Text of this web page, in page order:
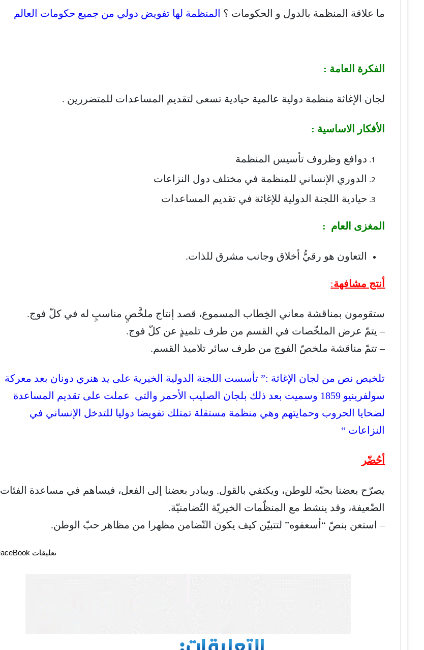
ما علاقة المنظمة بالدول و الحكومات ؟ المنظمة لها تفويض دولي من جميع حكومات العالم
الفكرة العامة :
لجان الإغاثة منظمة دولية عالمية حيادية تسعى لتقديم المساعدات للمتضررين .
الأفكار الاساسية :
دوافع وظروف تأسيس المنظمة
الدوري الإنساني للمنظمة في مختلف دول النزاعات
حيادية اللجنة الدولية للإغاثة في تقديم المساعدات
المغزى العام :
التعاون هو رقيُّ أخلاق وجانب مشرق للذات.
أنتج مشافهة:
ستقومون بمناقشة معاني الخِطاب المسموع، قصد إنتاج ملخَّصٍ مناسبٍ له في كلّ فوج.
– يتمّ عرض الملخّصات في القسم من طرف تلميذٍ عن كلّ فوج.
– تتمّ مناقشة ملخصّ الفوج من طرف سائر تلاميذ القسم.
تلخيص نص من لجان الإغاثة :” تأسست اللجنة الدولية الخيرية على يد هنري دونان بعد معركة
سولفرينيو 1859 وسميت بعد ذلك بلجان الصليب الأحمر والتى عملت على تقديم المساعدة
لضحايا الحروب وحمايتهم وهي منظمة مستقلة تمتلك تفويضا دوليا للتدخل الإنساني في
النزاعات “
أحُضّر
يصرّح بعضنا بحبّه للوطن، ويكتفي بالقول. ويبادر بعضنا إلى الفعل، فيساهم في مساعدة الفئات
الضّعيفة، وقد ينشط مع المنظّمات الخيريّة التّضامنيّة.
– استعن بنصّ “أسعفوه” لتتبيّن كيف يكون التّضامن مظهرا من مظاهر حبّ الوطن.
تعليقات FaceBook